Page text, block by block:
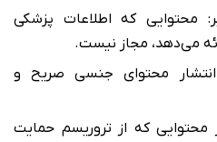
محتوایی که اطلاعات پزشکی
می‌دهد، مجاز نیست.
محتوای جنسی صریح و
محتوایی که از تروریسم حمایت